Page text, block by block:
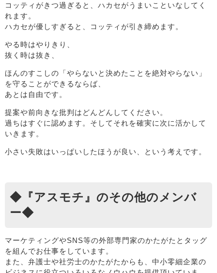
コッティがきつ過ぎると、ハカセがうまいこといなしてく
れます。
ハカセが優しすぎると、コッティが引き締めます。
やる時はやりきり、
抜く時は抜き、
ほんのすこしの「やらないと決めたことを絶対やらない」
を守ることができるならば、
あとは自由です。
提案や前向きな批判はどんどんしてください。
過ちはすぐに認めます。そしてそれを確実に次に活かして
いきます。
小さい失敗はいっぱいしたほうが良い、という考えです。
◆『アスモチ』のその他のメンバ
ー◆
マーケティングやSNS等の外部専門家のかたがたとタッグ
を組んでお仕事をしています。
また、弁護士や社労士のかたがたからも、中小零細企業の